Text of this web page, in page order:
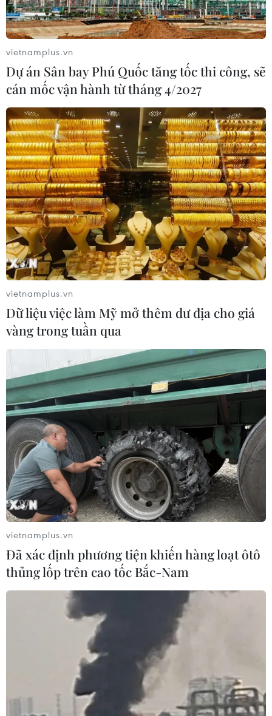
Foxconn dự kiến đầu tư thêm 1,7 tỷ USD
tại bang Karnataka, Ấn Độ
13/12/2023 08:41
Foxconn hồi tháng 8/2023 thông báo đầu tư 600 triệu
USD vào hai dự án để sản xuất linh kiện ốp điện thoại
cho iPhones và thiết bị sản xuất chip.
Foxconn giữ vững triển vọng khả quan cho
doanh thu cuối năm
05/11/2023 14:33
Theo Foxconn, doanh thu tháng trước đạt 23,09 tỷ USD,
mức cao thứ hai từ trước đến nay cho một tháng 10 của
công ty, giảm 4,56% so với cùng kỳ năm ngoái song
vietnamplus.vn
Dự án Sân bay Phú Quốc tăng tốc thi công, sẽ
cán mốc vận hành từ tháng 4/2027
vietnamplus.vn
Dữ liệu việc làm Mỹ mở thêm dư địa cho giá
vàng trong tuần qua
vietnamplus.vn
Đã xác định phương tiện khiến hàng loạt ôtô
thủng lốp trên cao tốc Bắc-Nam